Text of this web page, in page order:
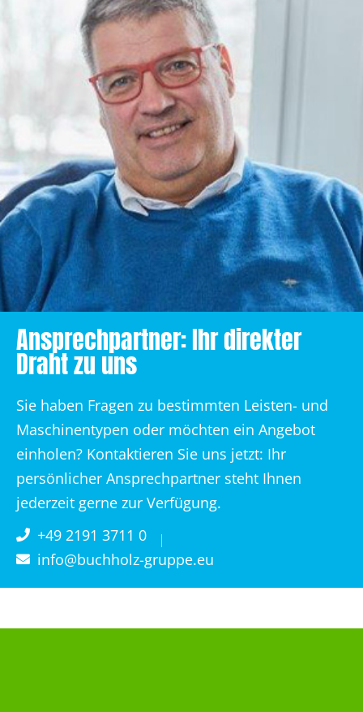
Ansprechpartner: Ihr direkter
Draht zu uns
Sie haben Fragen zu bestimmten Leisten- und
Maschinentypen oder möchten ein Angebot
einholen? Kontaktieren Sie uns jetzt: Ihr
persönlicher Ansprechpartner steht Ihnen
jederzeit gerne zur Verfügung.
+49 2191 3711 0
info@buchholz-gruppe.eu